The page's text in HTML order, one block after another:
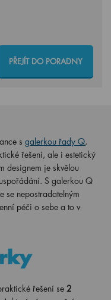
PŘEJÍT DO PORADNY
s galerkou řady Q,
řešení, ale i estetický
designem je skvělou
S galerkou Q
se nepostradatelným
péči o sebe a to v
řešení se 2